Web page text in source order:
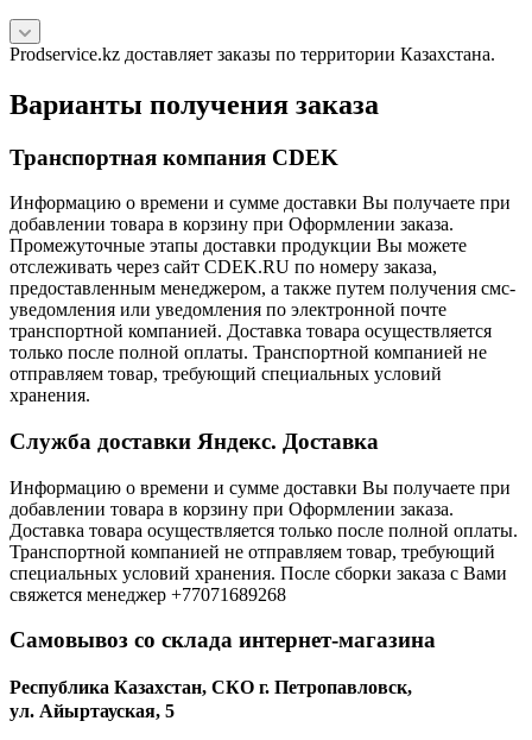
Prodservice.kz доставляет заказы по территории Казахстана.
Варианты получения заказа
Транспортная компания CDEK
Информацию о времени и сумме доставки Вы получаете при
добавлении товара в корзину при Оформлении заказа.
Промежуточные этапы доставки продукции Вы можете
отслеживать через сайт CDEK.RU по номеру заказа,
предоставленным менеджером, а также путем получения смс-
уведомления или уведомления по электронной почте
транспортной компанией. Доставка товара осуществляется
только после полной оплаты. Транспортной компанией не
отправляем товар, требующий специальных условий
хранения.
Служба доставки Яндекс. Доставка
Информацию о времени и сумме доставки Вы получаете при
добавлении товара в корзину при Оформлении заказа.
Доставка товара осуществляется только после полной оплаты.
Транспортной компанией не отправляем товар, требующий
специальных условий хранения. После сборки заказа с Вами
свяжется менеджер +77071689268
Самовывоз со склада интернет-магазина
Республика Казахстан, СКО г. Петропавловск,
ул. Айыртауская, 5